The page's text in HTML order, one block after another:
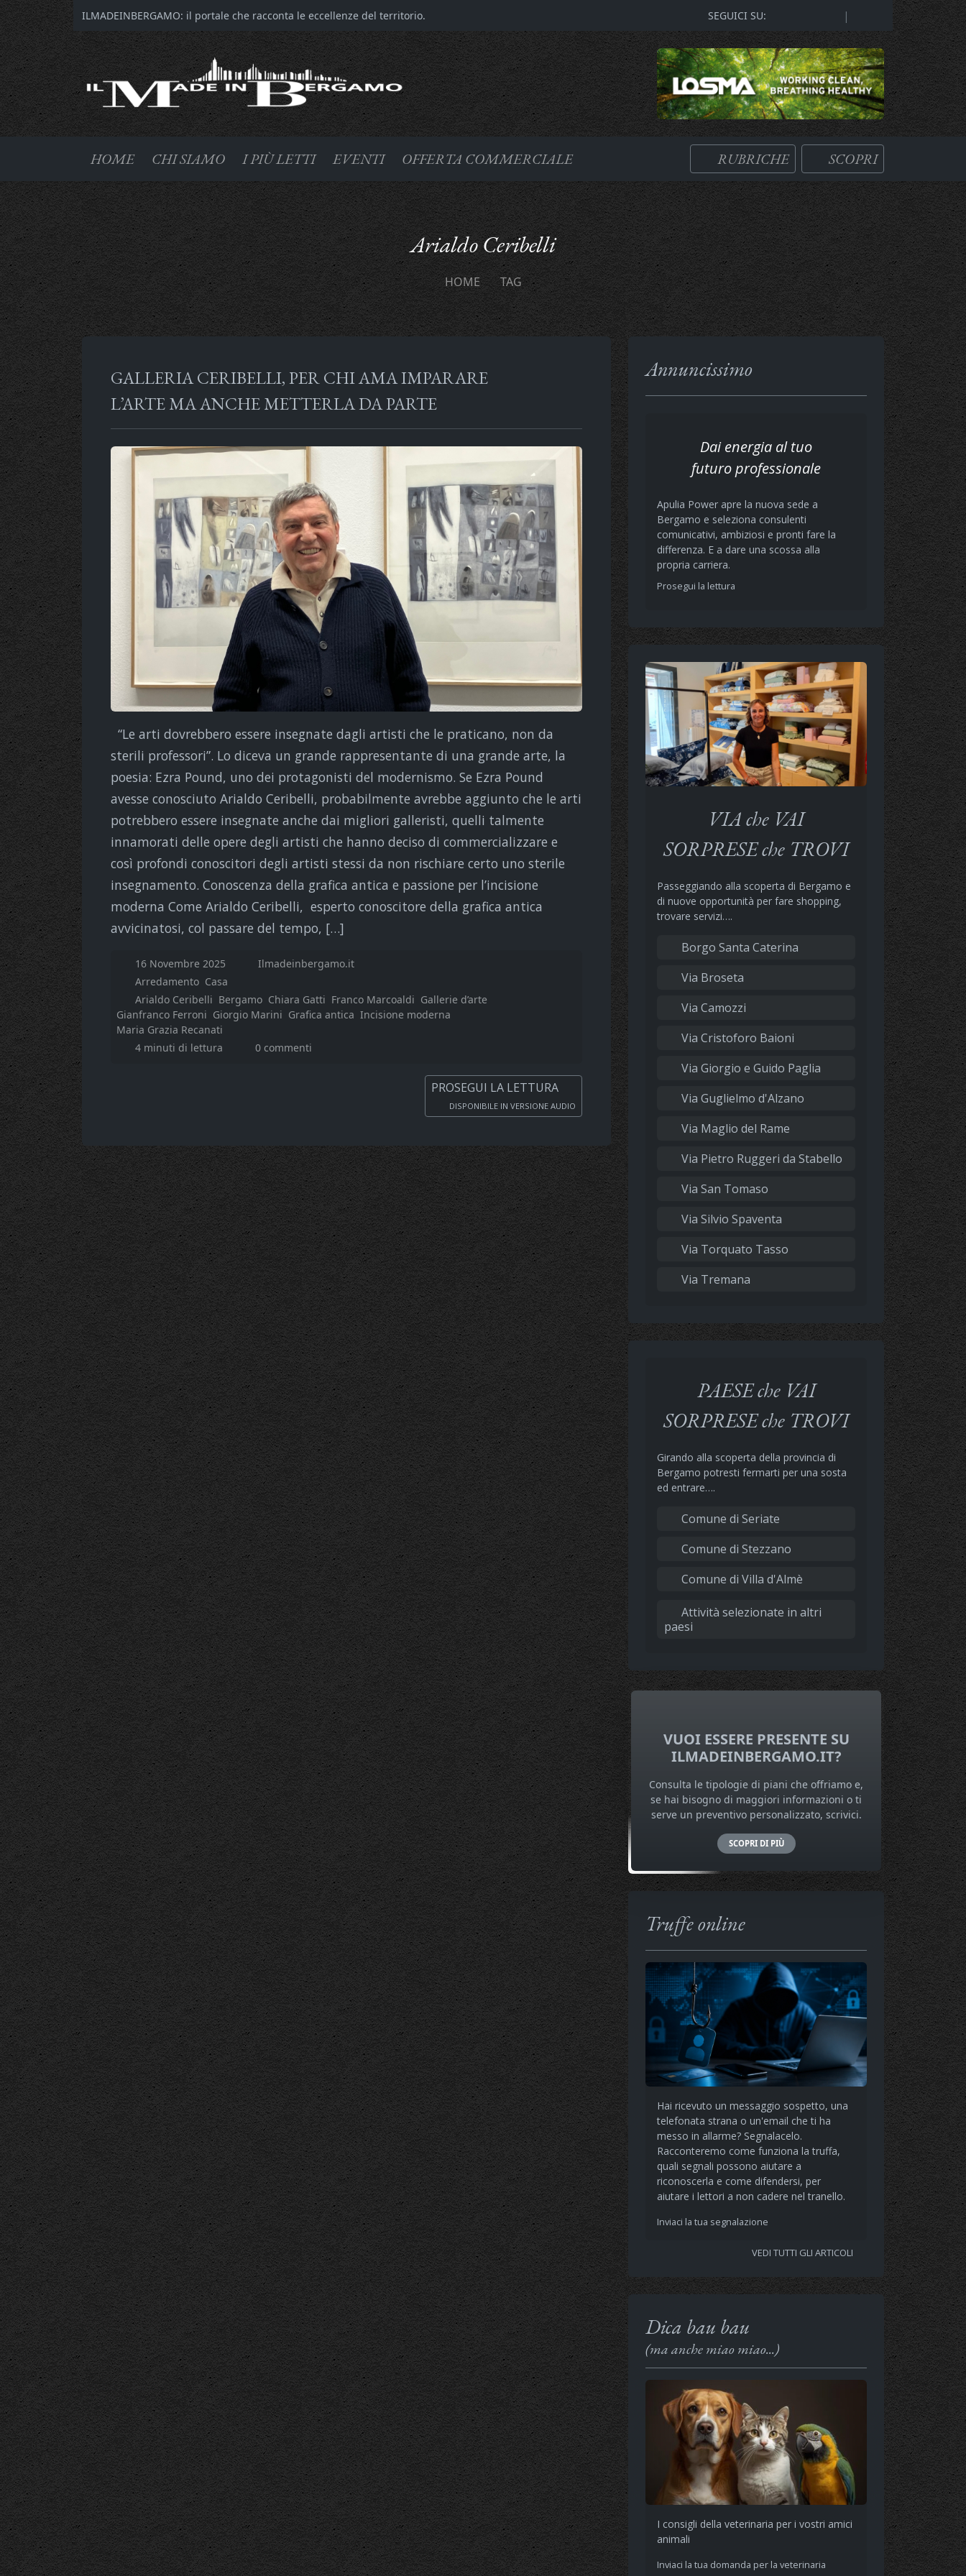
ILMADEINBERGAMO: il portale che racconta le eccellenze del territorio. SEGUICI SU: |
HOME CHI SIAMO I PIÙ LETTI EVENTI OFFERTA COMMERCIALE RUBRICHE SCOPRI
Arialdo Ceribelli
HOME TAG
GALLERIA CERIBELLI, PER CHI AMA IMPARARE
L’ARTE MA ANCHE METTERLA DA PARTE
“Le arti dovrebbero essere insegnate dagli artisti che le praticano, non da
sterili professori”. Lo diceva un grande rappresentante di una grande arte, la
poesia: Ezra Pound, uno dei protagonisti del modernismo. Se Ezra Pound
avesse conosciuto Arialdo Ceribelli, probabilmente avrebbe aggiunto che le arti
potrebbero essere insegnate anche dai migliori galleristi, quelli talmente
innamorati delle opere degli artisti che hanno deciso di commercializzare e
così profondi conoscitori degli artisti stessi da non rischiare certo uno sterile
insegnamento. Conoscenza della grafica antica e passione per l’incisione
moderna Come Arialdo Ceribelli, esperto conoscitore della grafica antica
avvicinatosi, col passare del tempo, […]
16 Novembre 2025
Ilmadeinbergamo.it
Arredamento Casa
Arialdo Ceribelli Bergamo Chiara Gatti Franco Marcoaldi Gallerie d’arte
Gianfranco Ferroni Giorgio Marini Grafica antica Incisione moderna
Maria Grazia Recanati
4 minuti di lettura
0 commenti
PROSEGUI LA LETTURA
DISPONIBILE IN VERSIONE AUDIO
Annuncissimo
Dai energia al tuo
futuro professionale
Apulia Power apre la nuova sede a
Bergamo e seleziona consulenti
comunicativi, ambiziosi e pronti fare la
differenza. E a dare una scossa alla
propria carriera.
Prosegui la lettura
VIA che VAI
SORPRESE che TROVI
Passeggiando alla scoperta di Bergamo e
di nuove opportunità per fare shopping,
trovare servizi….
Borgo Santa Caterina
Via Broseta
Via Camozzi
Via Cristoforo Baioni
Via Giorgio e Guido Paglia
Via Guglielmo d'Alzano
Via Maglio del Rame
Via Pietro Ruggeri da Stabello
Via San Tomaso
Via Silvio Spaventa
Via Torquato Tasso
Via Tremana
PAESE che VAI
SORPRESE che TROVI
Girando alla scoperta della provincia di
Bergamo potresti fermarti per una sosta
ed entrare….
Comune di Seriate
Comune di Stezzano
Comune di Villa d'Almè
Attività selezionate in altri
paesi
VUOI ESSERE PRESENTE SU
ILMADEINBERGAMO.IT?
Consulta le tipologie di piani che offriamo e,
se hai bisogno di maggiori informazioni o ti
serve un preventivo personalizzato, scrivici.
SCOPRI DI PIÙ
Truffe online
Hai ricevuto un messaggio sospetto, una
telefonata strana o un'email che ti ha
messo in allarme? Segnalacelo.
Racconteremo come funziona la truffa,
quali segnali possono aiutare a
riconoscerla e come difendersi, per
aiutare i lettori a non cadere nel tranello.
Inviaci la tua segnalazione
VEDI TUTTI GLI ARTICOLI
Dica bau bau
(ma anche miao miao...)
I consigli della veterinaria per i vostri amici
animali
Inviaci la tua domanda per la veterinaria